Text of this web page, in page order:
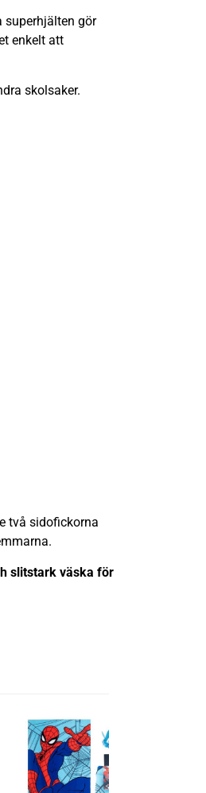
superhjälten gör
enkelt att
skolsaker.
två sidofickorna
slitstark väska för